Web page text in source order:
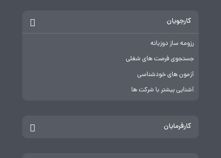
کارجویان
رزومه ساز دوزبانه
جستجوی فرصت های شغلی
آزمون های خودشناسی
آشنایی بیشتر با شرکت ها
کارفرمایان